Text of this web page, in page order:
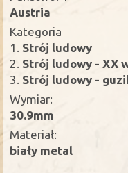
Austria
Kategoria
1.
Strój ludowy
2. Strój ludowy - XX
3. Strój ludowy -
Wymiar:
30.9mm
Materiał:
biały metal